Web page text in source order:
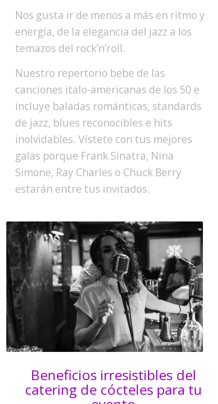
Nos gusta ir de menos a más en ritmo y
energía, de la elegancia del jazz a los
temazos del rock’n’roll.
Nuestro repertorio bebe de las
canciones italo-americanas de los 50 e
incluye baladas románticas, standards
de jazz, blues reconocibles e hits
inolvidables. Vístete con tus mejores
galas porque Frank Sinatra, Nina
Simone, Ray Charles o Chuck Berry
estarán entre tus invitados.
Beneficios irresistibles del
catering de cócteles para tu